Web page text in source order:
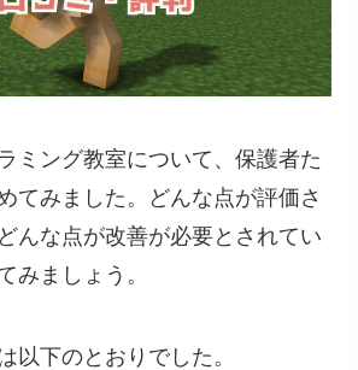
ミング教室について、保護者た
てみました。どんな点が評価さ
んな点が改善が必要とされてい
みましょう。
以下のとおりでした。